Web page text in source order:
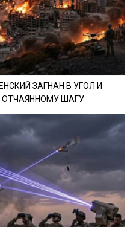
ЗАГНАН В УГОЛ И
ОТЧАЯННОМУ ШАГУ